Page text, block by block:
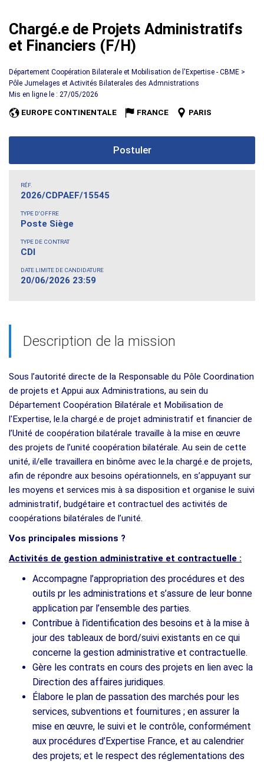
Chargé.e de Projets Administratifs
et Financiers (F/H)
Département Coopération Bilaterale et Mobilisation de l'Expertise - CBME >
Pôle Jumelages et Activités Bilaterales des Admnistrations
Mis en ligne le : 27/05/2026
EUROPE CONTINENTALE FRANCE PARIS
Postuler
RÉF.
2026/CDPAEF/15545
TYPE D'OFFRE
Poste Siège
TYPE DE CONTRAT
CDI
DATE LIMITE DE CANDIDATURE
20/06/2026 23:59
Description de la mission
Sous l’autorité directe de la Responsable du Pôle Coordination
de projets et Appui aux Administrations, au sein du
Département Coopération Bilatérale et Mobilisation de
l'Expertise, le.la chargé.e de projet administratif et financier de
l’Unité de coopération bilatérale travaille à la mise en œuvre
des projets de l’unité coopération bilatérale. Au sein de cette
unité, il/elle travaillera en binôme avec le.la chargé.e de projets,
afin de répondre aux besoins opérationnels, en s’appuyant sur
les moyens et services mis à sa disposition et organise le suivi
administratif, budgétaire et contractuel des activités de
coopérations bilatérales de l’unité.
Vos principales missions ?
Activités de gestion administrative et contractuelle :
Accompagne l’appropriation des procédures et des
outils pr les administrations et s’assure de leur bonne
application par l’ensemble des parties.
Contribue à l’identification des besoins et à la mise à
jour des tableaux de bord/suivi existants en ce qui
concerne la gestion administrative et contractuelle.
Gère les contrats en cours des projets en lien avec la
Direction des affaires juridiques.
Élabore le plan de passation des marchés pour les
services, subventions et fournitures ; en assurer la
mise en œuvre, le suivi et le contrôle, conformément
aux procédures d’Expertise France, et au calendrier
des projets; et le respect des réglementations des